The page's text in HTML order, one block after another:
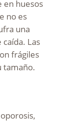
en huesos
no es
una
Las
frágiles
tamaño.